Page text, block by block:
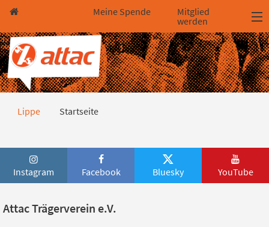
Direkt zum Hauptinhalt springen
Direkt zur Haupt-Navigation springen
Direkt zur Service-Navigation springen
Direkt zur Footer-Navigation springen
Direkt zum Footerinhalt springen
Meine Spende
Mitglied
werden
Startseite
Lippe Startseite
Instagram Facebook Bluesky YouTube
Attac Trägerverein e.V.